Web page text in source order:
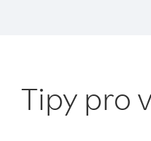
Tipy pro